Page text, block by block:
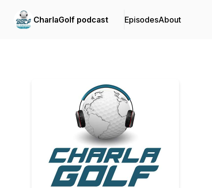
CharlaGolf podcast EpisodesAbout